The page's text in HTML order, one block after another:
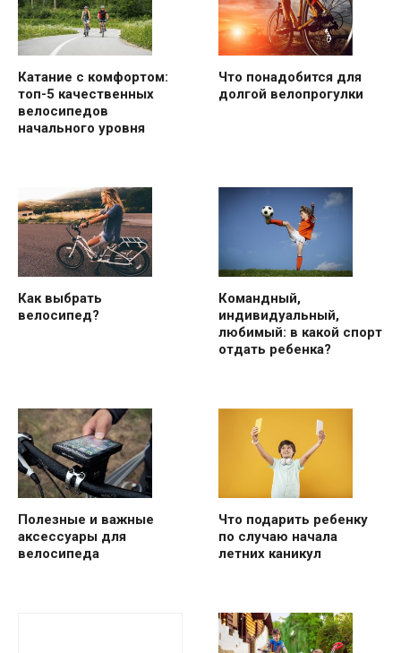
Катание с комфортом:
топ-5 качественных
велосипедов
начального уровня
Что понадобится для
долгой велопрогулки
Как выбрать
велосипед?
Командный,
индивидуальный,
любимый: в какой спорт
отдать ребенка?
Полезные и важные
аксессуары для
велосипеда
Что подарить ребенку
по случаю начала
летних каникул